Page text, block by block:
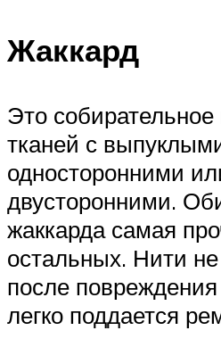
Жаккард
Это
тканей с
односторонними
двусторонними.
жаккарда самая
остальных. Нити
после
легко поддается